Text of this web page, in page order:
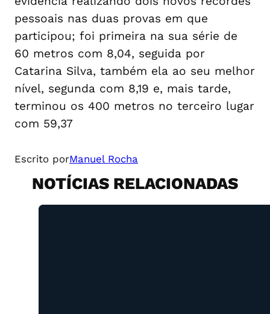
pessoais nas duas provas em que
participou; foi primeira na sua série de
60 metros com 8,04, seguida por
Catarina Silva, também ela ao seu melhor
nível, segunda com 8,19 e, mais tarde,
terminou os 400 metros no terceiro lugar
com 59,37
Escrito porManuel Rocha
NOTÍCIAS RELACIONADAS